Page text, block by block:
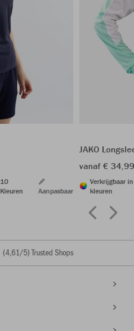
10
Kleuren
Aanpasbaar
JAKO
vanaf €
Verkrijgbaar
kleuren
(4,61/5) Trusted Shops